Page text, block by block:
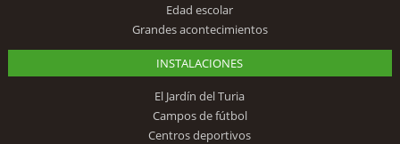
Edad escolar
Grandes acontecimientos
INSTALACIONES
El Jardín del Turia
Campos de fútbol
Centros deportivos